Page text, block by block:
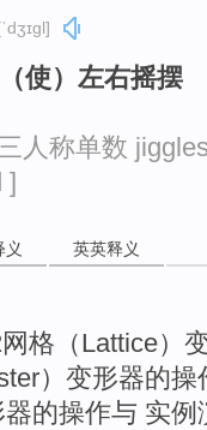
使）左右摇摆
人称单数
]
义 英英释义
格（Lattice）
）变形器的
器的操作与 实